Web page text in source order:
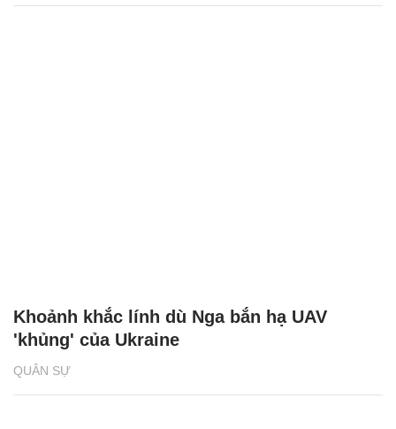
QUÂN SỰ
Khoảnh khắc lính dù Nga bắn hạ UAV
'khủng' của Ukraine